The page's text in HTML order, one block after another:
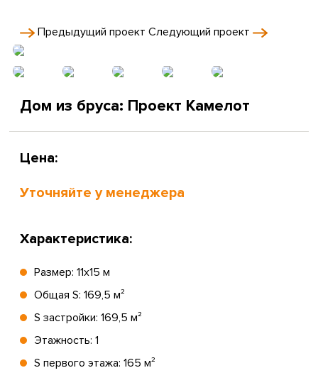
Предыдущий проект Следующий проект
Дом из бруса: Проект Камелот
Цена:
Уточняйте у менеджера
Характеристика:
Размер: 11х15 м
Общая S: 169,5 м²
S застройки: 169,5 м²
Этажность: 1
S первого этажа: 165 м²